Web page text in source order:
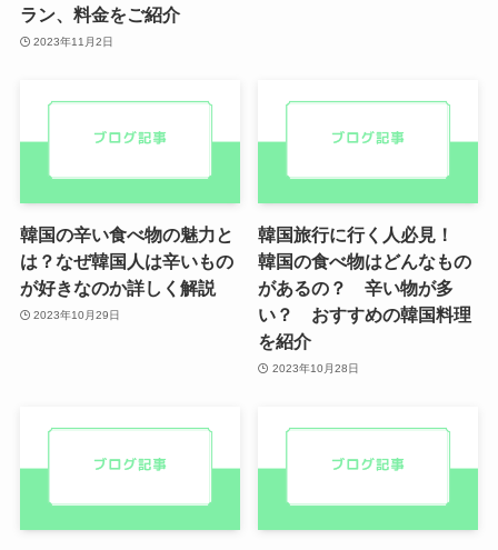
ラン、料金をご紹介
2023年11月2日
韓国の辛い食べ物の魅力と
は？なぜ韓国人は辛いもの
が好きなのか詳しく解説
2023年10月29日
韓国旅行に行く人必見！
韓国の食べ物はどんなもの
があるの？ 辛い物が多
い？ おすすめの韓国料理
を紹介
2023年10月28日